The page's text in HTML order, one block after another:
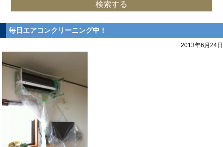
毎日エアコンクリーニング中！
2013年6月24日